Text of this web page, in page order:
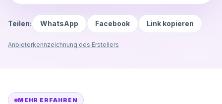
Teilen: WhatsApp Facebook Link kopieren
Anbieterkennzeichnung des Erstellers
MEHR ERFAHREN